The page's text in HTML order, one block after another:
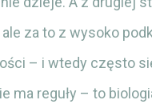
za to z wysoko
– i wtedy często
ma reguły – to